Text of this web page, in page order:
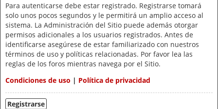
Para autenticarse debe estar registrado. Registrarse tomará
solo unos pocos segundos y le permitirá un amplio acceso al
sistema. La Administración del Sitio puede además otorgar
permisos adicionales a los usuarios registrados. Antes de
identificarse asegúrese de estar familiarizado con nuestros
términos de uso y políticas relacionadas. Por favor lea las
reglas de los foros mientras navega por el Sitio.
Condiciones de uso | Política de privacidad
Registrarse